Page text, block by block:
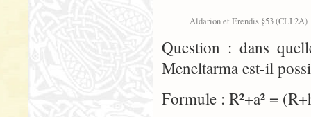
Aldarion et Erendis §53 (CLI 2A)
Question : dans
Meneltarma est-il
Formule : R²+a² =